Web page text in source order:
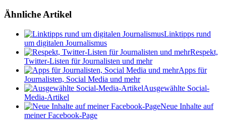
Ähnliche Artikel
Linktipps rund
um digitalen Journalismus
Respekt,
Twitter-Listen für Journalisten und mehr
Apps für
Journalisten, Social Media und mehr
Ausgewählte Social-
Media-Artikel
Neue Inhalte auf
meiner Facebook-Page